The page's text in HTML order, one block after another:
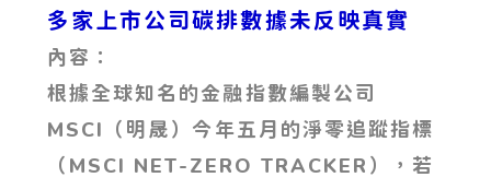
多家上市公司碳排數據未反映真實
內容：
根據全球知名的金融指數編製公司
MSCI（明晟）今年五月的淨零追蹤指標
（MSCI NET-ZERO TRACKER），若